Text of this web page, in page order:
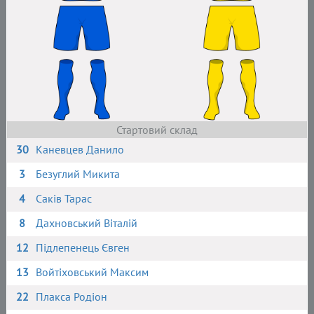
Стартовий склад
30 Каневцев Данило
3
Безуглий Микита
4
Саків Тарас
8
Дахновський Віталій
12 Підлепенець Євген
13 Войтіховський Максим
22 Плакса Родіон